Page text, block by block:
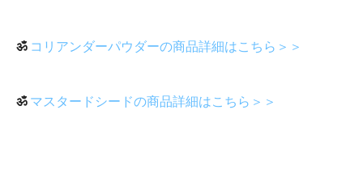
ॐ コリアンダーパウダーの商品詳細はこちら＞＞
ॐ マスタードシードの商品詳細はこちら＞＞